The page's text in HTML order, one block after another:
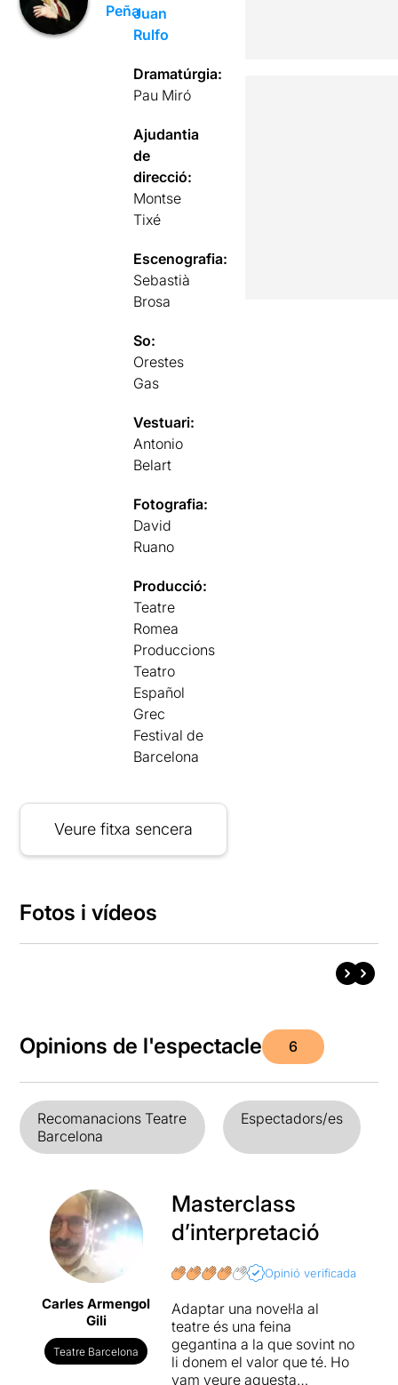
PeñaJuan
Rulfo
Dramatúrgia:
Pau Miró
Ajudantia
de
direcció:
Montse
Tixé
Escenografia:
Sebastià
Brosa
So:
Orestes
Gas
Vestuari:
Antonio
Belart
Fotografia:
David
Ruano
Producció:
Teatre
Romea
Produccions
Teatro
Español
Grec
Festival de
Barcelona
Veure fitxa sencera
Fotos i vídeos
Opinions de l'espectacle 6
Recomanacions Teatre
Barcelona
Espectadors/es
Carles Armengol
Gili
Teatre Barcelona
Masterclass
d’interpretació
Opinió verificada
Adaptar una novel·la al
teatre és una feina
gegantina a la que sovint no
li donem el valor que té. Ho
vam veure aquesta